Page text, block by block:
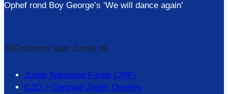
Ophef rond Boy George’s ‘We will dance again’
Partners van Jonet.nl
Joods Nationaal Fonds (JNF)
CJO – Centraal Joods Overleg